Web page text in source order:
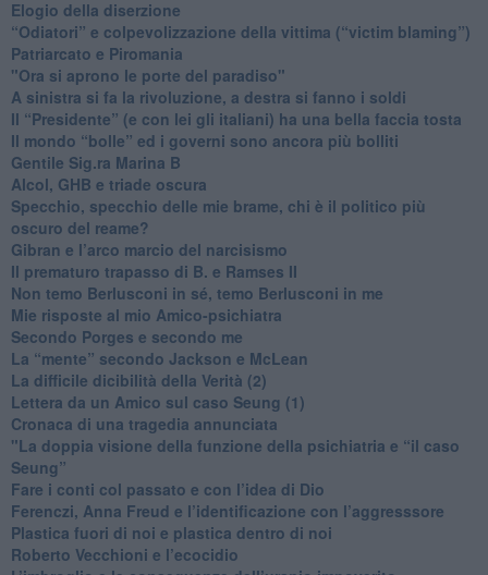
Elogio della diserzione
“Odiatori” e colpevolizzazione della vittima (“victim blaming”)
​Patriarcato e Piromania
"Ora si aprono le porte del paradiso"
​A sinistra si fa la rivoluzione, a destra si fanno i soldi
​Il “Presidente” (e con lei gli italiani) ha una bella faccia tosta
​Il mondo “bolle” ed i governi sono ancora più bolliti
​Gentile Sig.ra Marina B
​Alcol, GHB e triade oscura
​Specchio, specchio delle mie brame, chi è il politico più
oscuro del reame?
​Gibran e l’arco marcio del narcisismo
​Il prematuro trapasso di B. e Ramses II
​Non temo Berlusconi in sé, temo Berlusconi in me
​Mie risposte al mio Amico-psichiatra
​Secondo Porges e secondo me
​La “mente” secondo Jackson e McLean
La difficile dicibilità della Verità (2)
​Lettera da un Amico sul caso Seung (1)
​Cronaca di una tragedia annunciata
"​La doppia visione della funzione della psichiatria e “il caso
Seung”
​Fare i conti col passato e con l’idea di Dio
​Ferenczi, Anna Freud e l’identificazione con l’aggresssore
Plastica fuori di noi e plastica dentro di noi
​Roberto Vecchioni e l’ecocidio